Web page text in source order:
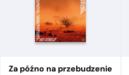
Za późno na przebudzenie